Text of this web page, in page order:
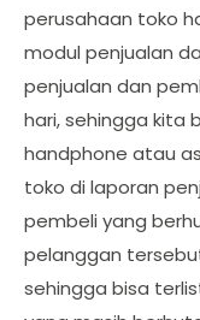
perusahaan toko
modul penjualan
penjualan dan
hari, sehingga kita
handphone atau
toko di laporan
pembeli yang
pelanggan
sehingga bisa